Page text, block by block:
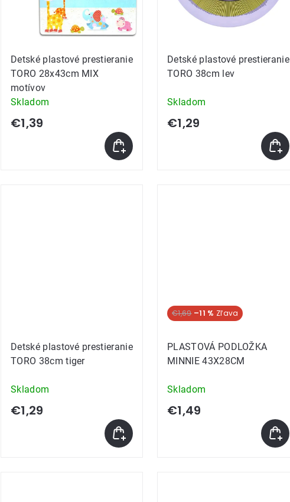
Detské plastové prestieranie
TORO 28x43cm MIX
motívov
Skladom
€1,39
Detské plastové prestieranie
TORO 38cm lev
Skladom
€1,29
Detské plastové prestieranie
TORO 38cm tiger
Skladom
€1,29
€1,69 –11 %
PLASTOVÁ PODLOŽKA
MINNIE 43X28CM
Skladom
€1,49